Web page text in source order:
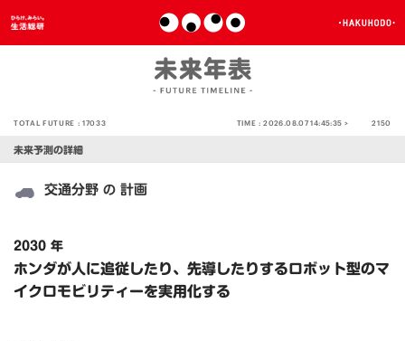
TOTAL FUTURE :17033 TIME :2026.08.07 14:45:35 > 2150
未来予測の詳細
交通分野 の 計画
2030 年
ホンダが人に追従したり、先導したりするロボット型のマ
イクロモビリティーを実用化する